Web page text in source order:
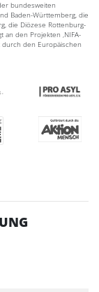
bundesweiten
Baden-Württemberg, die
die Diözese Rottenburg-
an den Projekten ‚NIFA-
durch den Europäischen